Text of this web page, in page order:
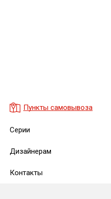
Пункты самовывоза
Серии
Дизайнерам
Контакты